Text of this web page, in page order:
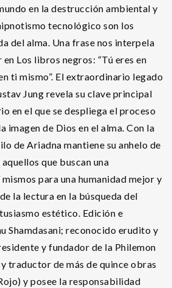
en la destrucción ambiental y
tecnológico son los
del alma. Una frase nos interpela
Los libros negros: “Tú eres en
ti mismo”. El extraordinario legado
Jung revela su clave principal
en el que se despliega el proceso
imagen de Dios en el alma. Con la
de Ariadna mantiene su anhelo de
que buscan una
para una humanidad mejor y
la lectura en la búsqueda del
estético. Edición e
Shamdasani; reconocido erudito y
y fundador de la Philemon
traductor de más de quince obras
y posee la responsabilidad